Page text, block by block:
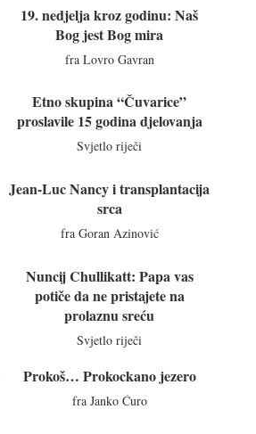
19. nedjelja kroz godinu: Naš
Bog jest Bog mira
fra Lovro Gavran
Etno skupina “Čuvarice”
proslavile 15 godina djelovanja
Svjetlo riječi
Jean-Luc Nancy i transplantacija
srca
fra Goran Azinović
Nuncij Chullikatt: Papa vas
potiče da ne pristajete na
prolaznu sreću
Svjetlo riječi
Prokoš… Prokockano jezero
fra Janko Ćuro